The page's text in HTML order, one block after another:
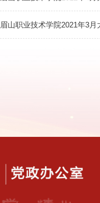
眉山职业技术学院2021年3月